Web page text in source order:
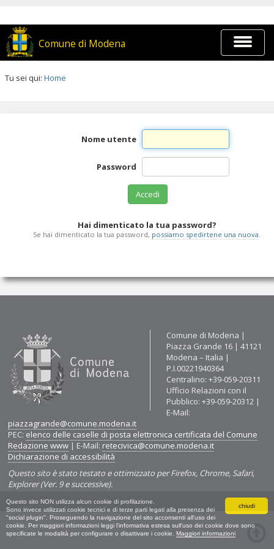
chiudi
Questo sito NON utilizza alcun cookie di profilazione.
Sono invece utilizzati cookie tecnici e di terze parti legati alla presenza dei
"social plugin". Proseguendo la navigazione del sito acconsenti all'uso dei
cookie. Per maggiori informazioni leggi l'informativa estesa sull'uso dei cookie dove sono
specificate le modalità per configurare o disattivare i cookie. Maggiori informazioni
contenuti.
Salta
alla
Comune di Modena
Espandi
barra
di
Tu sei qui: Home
Nome utente
Password
Hai dimenticato la tua password?
Se hai dimenticato la tua password, possiamo spedirtene una nuova
Contatti
Comune di Modena |
Piazza Grande 16 | 41121
Modena – Italia |
P.I.00221940364
Centralino: +39-059-20311
Ufficio Relazioni con il
Pubblico: +39-059-20312 |
E-Mail:
piazzagrande@comune.modena.it
PEC: elenco delle caselle di posta elettronica certificata del Comune
Redazione www | E-Mail: retecivica@comune.modena.it
Dichiarazione di accessibilità
Questo sito è stato testato e ottimizzato per Firefox, Chrome, Safari,
Explorer (Ver. 9 e successive).